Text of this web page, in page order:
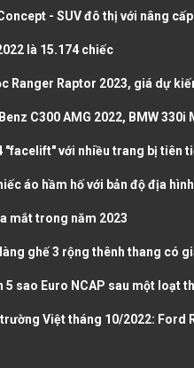
- SUV đô thị với nâng
là 15.174 chiếc
Ranger Raptor 2023, giá dự
C300 AMG 2022, BMW
"facelift" với nhiều trang bị tiên
áo hầm hố với bản độ địa hình
mắt trong năm 2023
ghế 3 rộng thênh thang có
5 sao Euro NCAP sau một loạt
Việt tháng 10/2022: